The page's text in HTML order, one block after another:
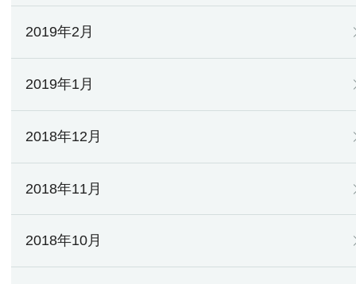
2019年2月
2019年1月
2018年12月
2018年11月
2018年10月